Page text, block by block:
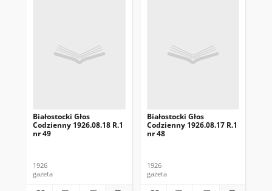
Białostocki Głos
Codzienny 1926.08.18 R.1
nr 49
1926
gazeta
Białostocki Głos
Codzienny 1926.08.17 R.1
nr 48
1926
gazeta